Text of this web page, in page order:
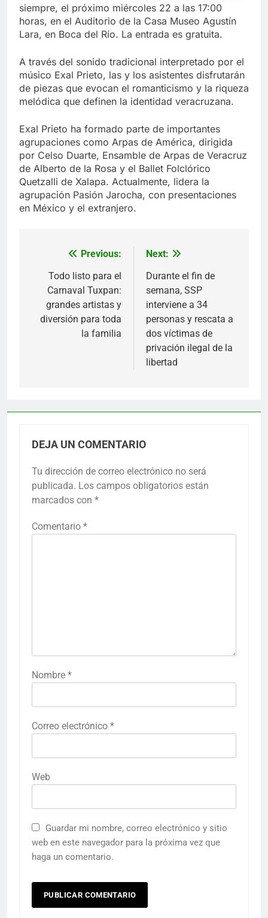
siempre, el próximo miércoles 22 a las 17:00
horas, en el Auditorio de la Casa Museo Agustín
Lara, en Boca del Río. La entrada es gratuita.
A través del sonido tradicional interpretado por el
músico Exal Prieto, las y los asistentes disfrutarán
de piezas que evocan el romanticismo y la riqueza
melódica que definen la identidad veracruzana.
Exal Prieto ha formado parte de importantes
agrupaciones como Arpas de América, dirigida
por Celso Duarte, Ensamble de Arpas de Veracruz
de Alberto de la Rosa y el Ballet Folclórico
Quetzalli de Xalapa. Actualmente, lidera la
agrupación Pasión Jarocha, con presentaciones
en México y el extranjero.
Navegación
entradas
Previous:
Todo listo para el
Carnaval Tuxpan:
grandes artistas y
diversión para toda
la familia
Next:
Durante el fin de
semana, SSP
interviene a 34
personas y rescata a
dos víctimas de
privación ilegal de la
libertad
DEJA UN COMENTARIO
Tu dirección de correo electrónico no será
publicada. Los campos obligatorios están
marcados con *
Comentario *
Nombre *
Correo electrónico *
Web
Guardar mi nombre, correo electrónico y sitio
web en este navegador para la próxima vez que
haga un comentario.